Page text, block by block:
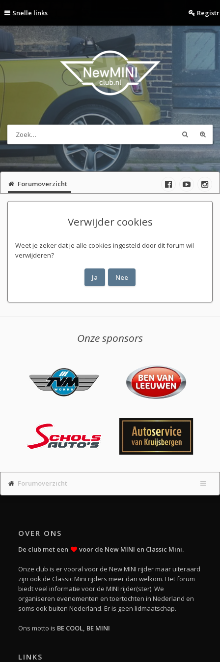
Snelle links
Forumoverzicht
Verwijder cookies
Weet je zeker dat je alle cookies ingesteld door dit forum wil
verwijderen?
Onze sponsors
Forumoverzicht
OVER ONS
De club met een voor de New MINI en Classic Mini.
Onze club is er vooral voor de New MINI rijder maar uiteraard
zijn ook de Classic Mini rijders meer dan welkom. Het forum
biedt veel informatie voor de MINI rijder(ster). We
organiseren evenementen en toertochten in Nederland en
soms ook buiten Nederland. Er is geen lidmaatschap.
Ons motto is BE COOL, BE MINI
LINKS